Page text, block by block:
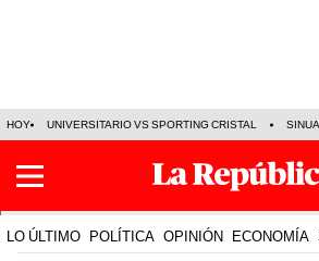
HOY UNIVERSITARIO VS SPORTING CRISTAL
LO ÚLTIMO POLÍTICA OPINIÓN ECONOMÍA